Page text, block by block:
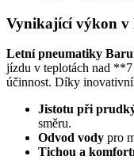
Vynikající výkon v
Letní pneumatiky
jízdu v teplotách nad
účinnost. Díky
Jistotu při
směru.
Odvod vody pro
Tichou a